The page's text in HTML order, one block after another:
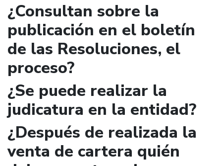
¿Consultan sobre la
publicación en el boletín
de las Resoluciones, el
proceso?
¿Se puede realizar la
judicatura en la entidad?
¿Después de realizada la
venta de cartera quién